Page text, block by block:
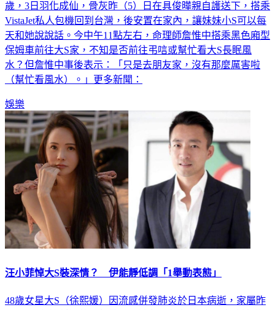
歲，3日羽化成仙，骨灰昨（5）日在具俊曄親自護送下，搭乘
VistaJet私人包機回到台灣，後安置在家內，讓妹妹小S可以每
天和她說說話。今中午11點左右，命理師詹惟中搭乘黑色廂型
保姆車前往大S家，不知是否前往弔唁或幫忙看大S長眠風
水？但詹惟中事後表示：「只是去朋友家，沒有那麼厲害啦
（幫忙看風水）。」更多新聞：
娛樂
汪小菲悼大S裝深情？ 伊能靜低調「1舉動表態」
48歲女星大S（徐熙媛）因流感併發肺炎於日本病逝，家屬昨